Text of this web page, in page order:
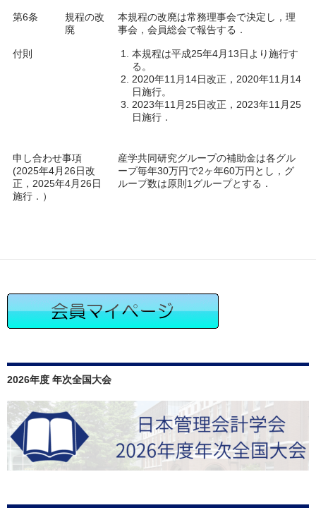
第6条
規程の改
廃
本規程の改廃は常務理事会で決定し，理
事会，会員総会で報告する．
付則
本規程は平成25年4月13日より施行す
る。
2020年11月14日改正，2020年11月14
日施行。
2023年11月25日改正，2023年11月25
日施行．
申し合わせ事項
(2025年4月26日改
正，2025年4月26日
施行．）
産学共同研究グループの補助金は各グル
ープ毎年30万円で2ヶ年60万円とし，グ
ループ数は原則1グループとする．
2026年度 年次全国大会